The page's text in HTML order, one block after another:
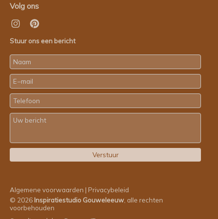
Volg ons
Stuur ons een bericht
Algemene voorwaarden | Privacybeleid
© 2026 Inspiratiestudio Gouweleeuw , alle rechten
voorbehouden